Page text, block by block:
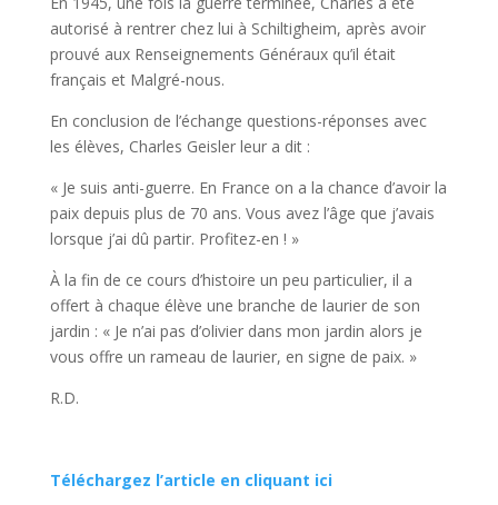
autorisé à rentrer chez lui à Schiltigheim, après avoir
prouvé aux Rensei­gnements Généraux qu’il était
français et Malgré-nous.
En conclusion de l’échange questions-réponses avec
les élè­ves, Charles Geisler leur a dit :
« Je suis anti-guerre. En France on a la chance d’avoir la
paix depuis plus de 70 ans. Vous avez l’âge que j’avais
lorsque j’ai dû partir. Profitez-en ! »
À la fin de ce cours d’histoire un peu particulier, il a
offert à cha­que élève une branche de lau­rier de son
jardin : « Je n’ai pas d’olivier dans mon jardin alors je
vous offre un rameau de lau­rier, en signe de paix. »
R.D.
Téléchargez l’article en cliquant ici